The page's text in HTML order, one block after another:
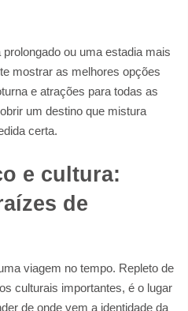
ou uma estadia mais
mostrar as melhores opções
e atrações para todas as
um destino que mistura
certa.
e cultura:
de
viagem no tempo. Repleto de
culturais importantes, é o lugar
de onde vem a identidade da